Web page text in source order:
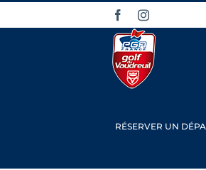
Passer
contenu
FacebookInstagram
RÉSERVER UN